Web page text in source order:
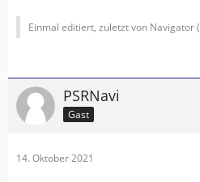
Einmal editiert, zuletzt von Navigator (
PSRNavi
Gast
14. Oktober 2021